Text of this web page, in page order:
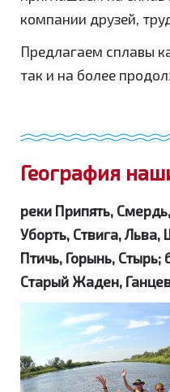
компании друзей,
Предлагаем сплавы
так и на более
География
реки Припять,
Уборть, Ствига,
Птичь, Горынь,
Старый Жаден,